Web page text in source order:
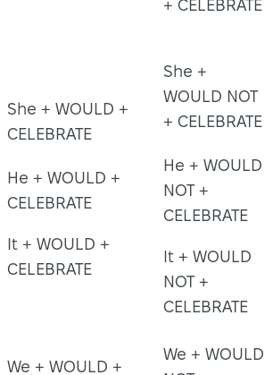
+ CELEBRATE
She + WOULD +
CELEBRATE
He + WOULD +
CELEBRATE
It + WOULD +
CELEBRATE
She +
WOULD NOT
+ CELEBRATE
He + WOULD
NOT +
CELEBRATE
It + WOULD
NOT +
CELEBRATE
We + WOULD +
We + WOULD